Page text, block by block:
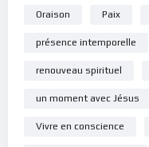
Oraison Paix
présence intemporelle
renouveau spirituel
un moment avec Jésus
Vivre en conscience